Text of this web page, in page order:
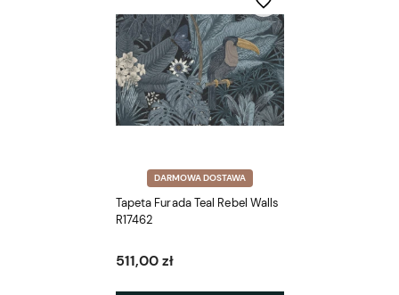
DARMOWA DOSTAWA
Tapeta Furada Teal Rebel Walls
R17462
511,00 zł